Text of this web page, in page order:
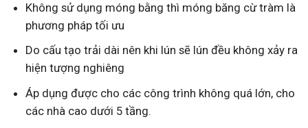
Không sử dụng móng bằng thì móng băng cừ tràm là
phương pháp tối ưu
Do cấu tạo trải dài nên khi lún sẽ lún đều không xảy ra
hiện tượng nghiêng
Áp dụng được cho các công trình không quá lớn, cho
các nhà cao dưới 5 tầng.